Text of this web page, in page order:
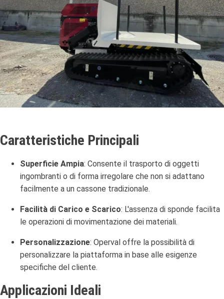
Caratteristiche Principali
Superficie Ampia: Consente il trasporto di oggetti
ingombranti o di forma irregolare che non si adattano
facilmente a un cassone tradizionale.
Facilità di Carico e Scarico: L'assenza di sponde facilita
le operazioni di movimentazione dei materiali.
Personalizzazione: Operval offre la possibilità di
personalizzare la piattaforma in base alle esigenze
specifiche del cliente.
Applicazioni Ideali